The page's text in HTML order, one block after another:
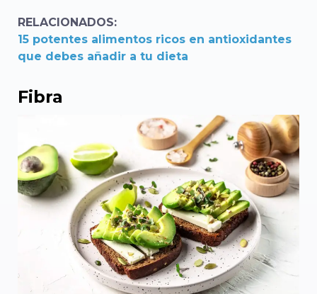
RELACIONADOS:
15 potentes alimentos ricos en antioxidantes
que debes añadir a tu dieta
Fibra